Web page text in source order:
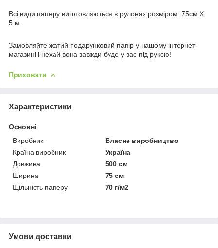
Всі види паперу виготовляються в рулонах розміром 75см Х
5 м.
Замовляйте жатий подарунковий папір у нашому інтернет-
магазині і нехай вона завжди буде у вас під рукою!
Приховати
Характеристики
Основні
Виробник
Власне виробництво
Країна виробник
Україна
Довжина
500 см
Ширина
75 см
Щільність паперу
70 г/м2
Умови доставки